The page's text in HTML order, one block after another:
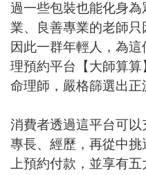
過一些包裝也能化身
業、良善專業的老師只
因此一群年輕人，為
理預約平台【大師算
命理師，嚴格篩選出正
消費者透過這平台可以
專長、經歷，再從中
上預約付款，並享有